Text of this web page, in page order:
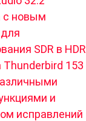
с новым
SDR в HDR
Thunderbird 153
и
исправлений